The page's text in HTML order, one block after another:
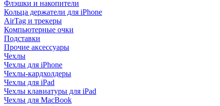
Флэшки и накопители
Кольца держатели для iPhone
AirTag и трекеры
Компьютерные очки
Подставки
Прочие аксессуары
Чехлы
Чехлы для iPhone
Чехлы-кардхолдеры
Чехлы для iPad
Чехлы клавиатуры для iPad
Чехлы для MacBook